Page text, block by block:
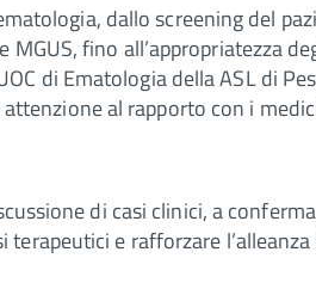
dallo screening del
fino all’appropriatezza
di Ematologia della ASL di
al rapporto con i
di casi clinici, a
e rafforzare